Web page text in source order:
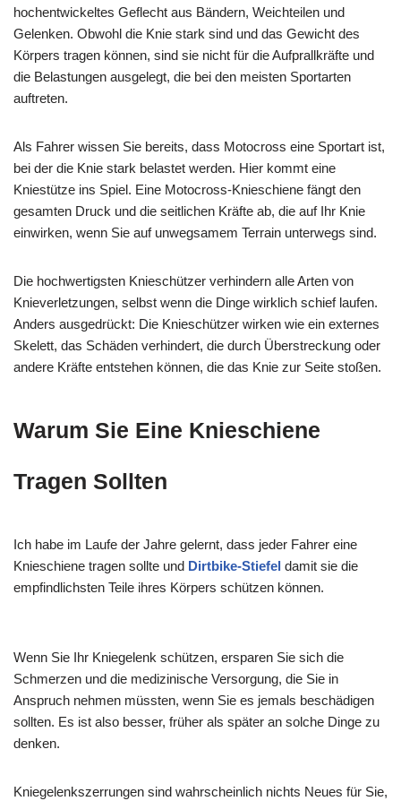
hochentwickeltes Geflecht aus Bändern, Weichteilen und
Gelenken. Obwohl die Knie stark sind und das Gewicht des
Körpers tragen können, sind sie nicht für die Aufprallkräfte und
die Belastungen ausgelegt, die bei den meisten Sportarten
auftreten.
Als Fahrer wissen Sie bereits, dass Motocross eine Sportart ist,
bei der die Knie stark belastet werden. Hier kommt eine
Kniestütze ins Spiel. Eine Motocross-Knieschiene fängt den
gesamten Druck und die seitlichen Kräfte ab, die auf Ihr Knie
einwirken, wenn Sie auf unwegsamem Terrain unterwegs sind.
Die hochwertigsten Knieschützer verhindern alle Arten von
Knieverletzungen, selbst wenn die Dinge wirklich schief laufen.
Anders ausgedrückt: Die Knieschützer wirken wie ein externes
Skelett, das Schäden verhindert, die durch Überstreckung oder
andere Kräfte entstehen können, die das Knie zur Seite stoßen.
Warum Sie Eine Knieschiene
Tragen Sollten
Ich habe im Laufe der Jahre gelernt, dass jeder Fahrer eine
Knieschiene tragen sollte und Dirtbike-Stiefel damit sie die
empfindlichsten Teile ihres Körpers schützen können.
Wenn Sie Ihr Kniegelenk schützen, ersparen Sie sich die
Schmerzen und die medizinische Versorgung, die Sie in
Anspruch nehmen müssten, wenn Sie es jemals beschädigen
sollten. Es ist also besser, früher als später an solche Dinge zu
denken.
Kniegelenkszerrungen sind wahrscheinlich nichts Neues für Sie,